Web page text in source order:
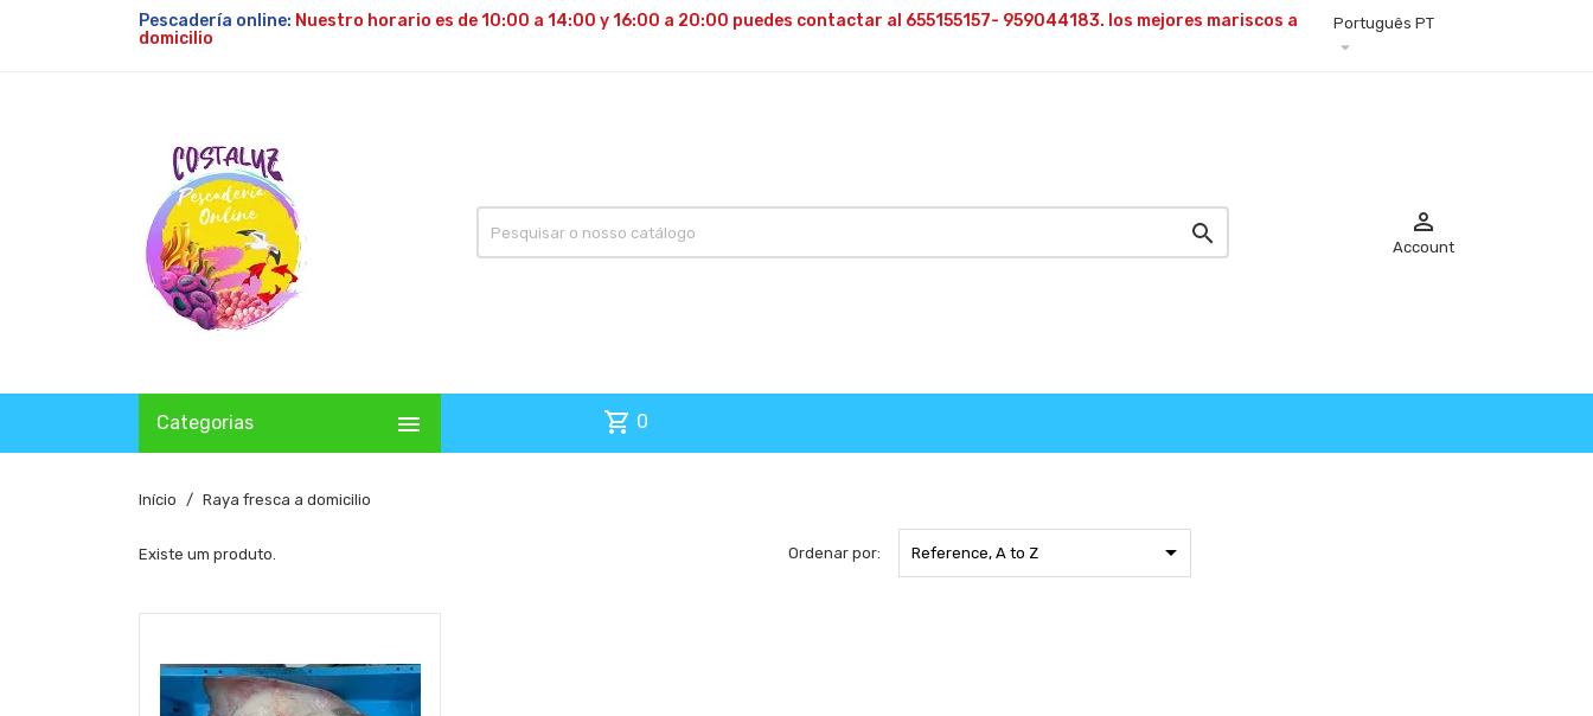
Pescadería online: Nuestro horario es de 10:00 a 14:00 y 16:00 a 20:00 puedes contactar al 655155157- 959044183. los mejores mariscos a
domicilio
Português PT

 
Account
Categorias  shopping_cart 0
Início Raya fresca a domicilio
Existe um produto. Ordenar por: Reference, A to Z 